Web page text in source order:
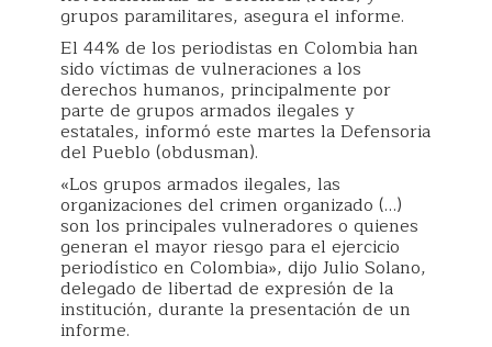
grupos paramilitares, asegura el informe.
El 44% de los periodistas en Colombia han
sido víctimas de vulneraciones a los
derechos humanos, principalmente por
parte de grupos armados ilegales y
estatales, informó este martes la Defensoria
del Pueblo (obdusman).
«Los grupos armados ilegales, las
organizaciones del crimen organizado (…)
son los principales vulneradores o quienes
generan el mayor riesgo para el ejercicio
periodístico en Colombia», dijo Julio Solano,
delegado de libertad de expresión de la
institución, durante la presentación de un
informe.